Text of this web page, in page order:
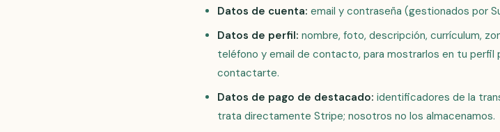
Datos de cuenta: email y contraseña (gestionados por
Datos de perfil: nombre, foto, descripción, currículum,
teléfono y email de contacto, para mostrarlos en tu perfil
contactarte.
Datos de pago de destacado: identificadores de la
trata directamente Stripe; nosotros no los almacenamos.